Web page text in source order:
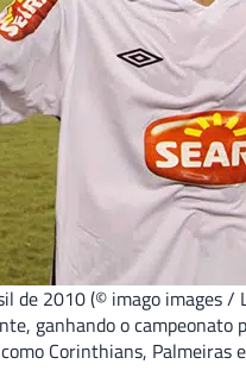
de 2010 (© imago images
ganhando o campeonato
Corinthians, Palmeiras